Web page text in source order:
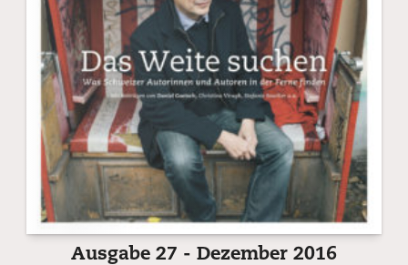
Ausgabe 27 - Dezember 2016